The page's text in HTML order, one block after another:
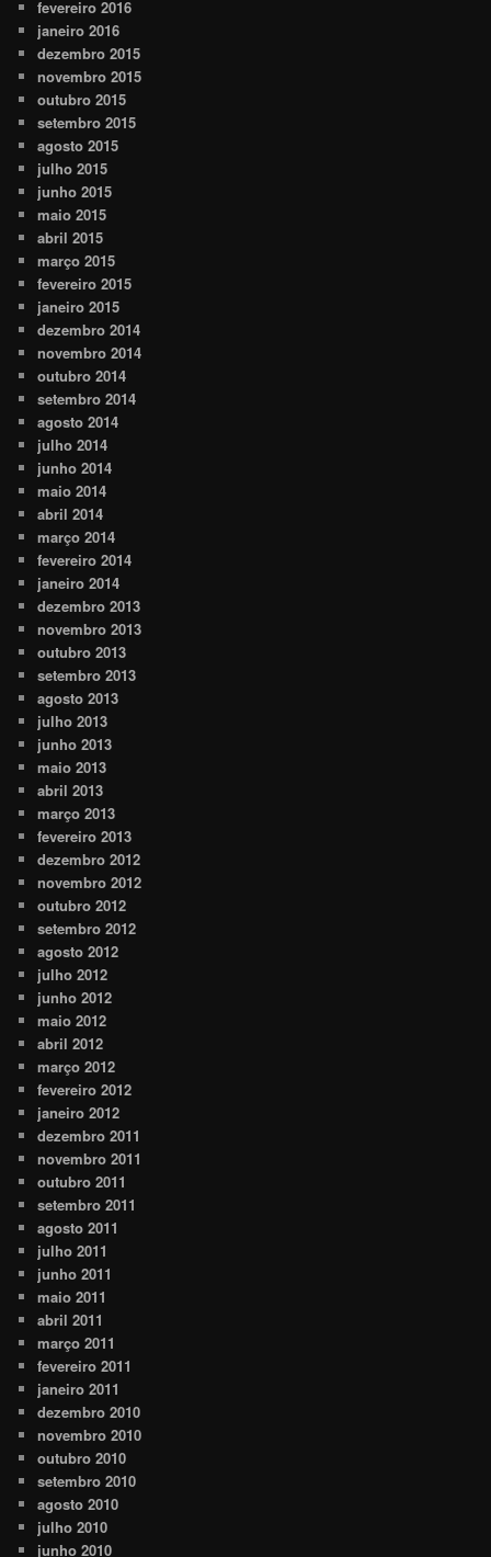
fevereiro 2016
janeiro 2016
dezembro 2015
novembro 2015
outubro 2015
setembro 2015
agosto 2015
julho 2015
junho 2015
maio 2015
abril 2015
março 2015
fevereiro 2015
janeiro 2015
dezembro 2014
novembro 2014
outubro 2014
setembro 2014
agosto 2014
julho 2014
junho 2014
maio 2014
abril 2014
março 2014
fevereiro 2014
janeiro 2014
dezembro 2013
novembro 2013
outubro 2013
setembro 2013
agosto 2013
julho 2013
junho 2013
maio 2013
abril 2013
março 2013
fevereiro 2013
dezembro 2012
novembro 2012
outubro 2012
setembro 2012
agosto 2012
julho 2012
junho 2012
maio 2012
abril 2012
março 2012
fevereiro 2012
janeiro 2012
dezembro 2011
novembro 2011
outubro 2011
setembro 2011
agosto 2011
julho 2011
junho 2011
maio 2011
abril 2011
março 2011
fevereiro 2011
janeiro 2011
dezembro 2010
novembro 2010
outubro 2010
setembro 2010
agosto 2010
julho 2010
junho 2010